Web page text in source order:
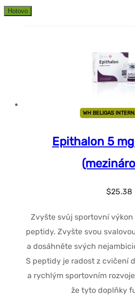
Hotovo
WH BELIGAS
Epithalon 5
$25.38
Zvyšte svůj sportovní
peptidy. Zvyšte svou
a dosáhněte svých
S peptidy je radost z cvičení
a rychlým sportovním
že tyto doplňky